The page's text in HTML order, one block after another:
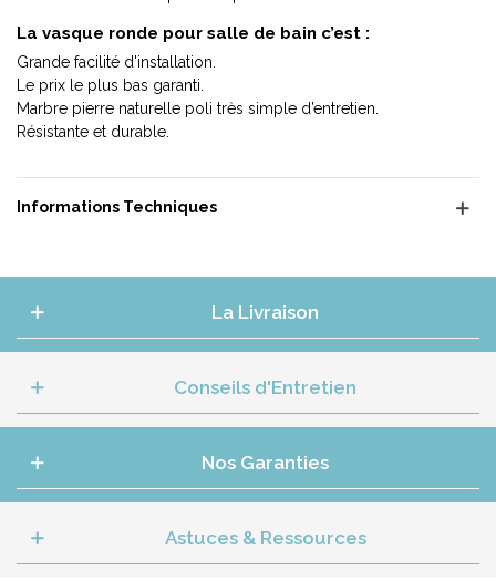
La vasque ronde pour salle de bain c’est :
Grande facilité d'installation.
Le prix le plus bas garanti.
Marbre pierre naturelle poli très simple d’entretien.
Résistante et durable.
Informations Techniques
La Livraison
Conseils d'Entretien
Nos Garanties
Astuces & Ressources